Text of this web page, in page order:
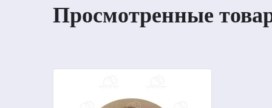
Просмотренные